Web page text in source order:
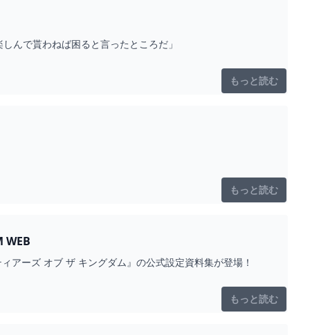
んで貰わねば困ると言ったところだ」
もっと読む
もっと読む
WEB
ーズ オブ ザ キングダム』の公式設定資料集が登場！
もっと読む